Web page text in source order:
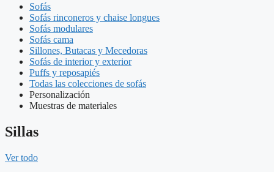
Sofás
Sofás rinconeros y chaise longues
Sofás modulares
Sofás cama
Sillones, Butacas y Mecedoras
Sofás de interior y exterior
Puffs y reposapiés
Todas las colecciones de sofás
Personalización
Muestras de materiales
Sillas
Ver todo